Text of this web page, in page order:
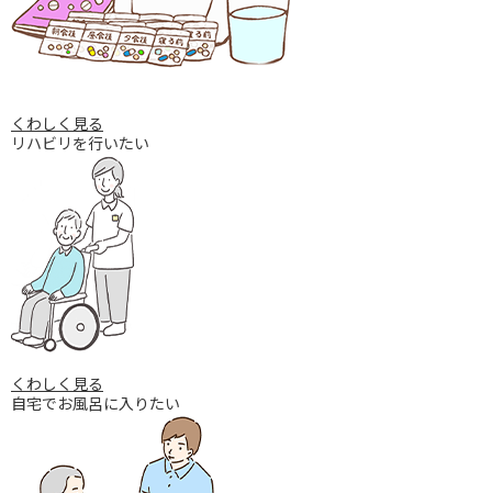
くわしく⾒る
リハビリを行いたい
くわしく⾒る
自宅でお風呂に入りたい